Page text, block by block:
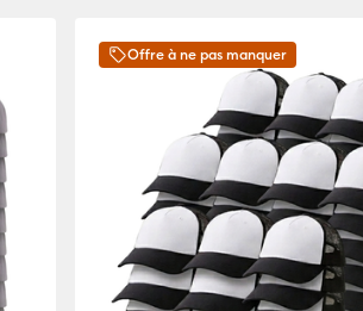
Offre à ne pas manquer